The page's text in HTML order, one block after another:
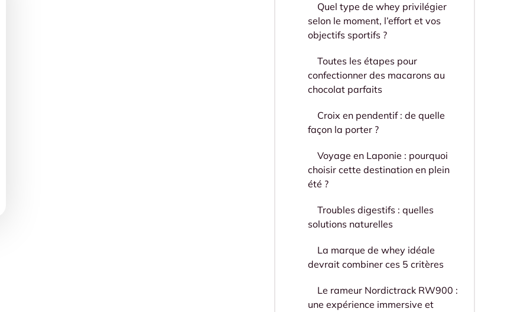
Quel type de whey privilégier
selon le moment, l’effort et vos
objectifs sportifs ?
Toutes les étapes pour
confectionner des macarons au
chocolat parfaits
Croix en pendentif : de quelle
façon la porter ?
Voyage en Laponie : pourquoi
choisir cette destination en plein
été ?
Troubles digestifs : quelles
solutions naturelles
La marque de whey idéale
devrait combiner ces 5 critères
Le rameur Nordictrack RW900 :
une expérience immersive et